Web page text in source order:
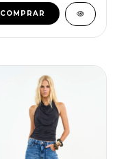
COMPRAR